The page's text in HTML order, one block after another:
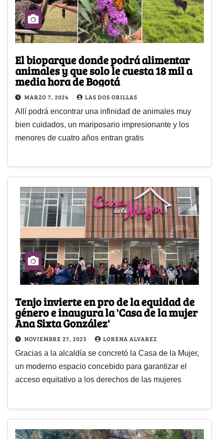
El bioparque donde podrá alimentar
animales y que solo le cuesta 18 mil a
media hora de Bogotá
MARZO 7, 2024 LAS DOS ORILLAS
Allí podrá encontrar una infinidad de animales muy
bien cuidados, un mariposario impresionante y los
menores de cuatro años entran gratis
Tenjo invierte en pro de la equidad de
género e inaugura la 'Casa de la mujer
Ana Sixta González'
NOVIEMBRE 27, 2023 LORENA ALVAREZ
Gracias a la alcaldía se concretó la Casa de la Mujer,
un moderno espacio concebido para garantizar el
acceso equitativo a los derechos de las mujeres